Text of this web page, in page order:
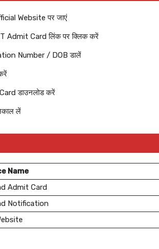
Website पर जाएं
Admit Card लिंक पर क्लिक करें
Number / DOB डालें
डाउनलोड करें
लें
Name
Admit Card
Notification